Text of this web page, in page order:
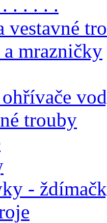
. . . . .
vestavné
mrazničky
trouby
-